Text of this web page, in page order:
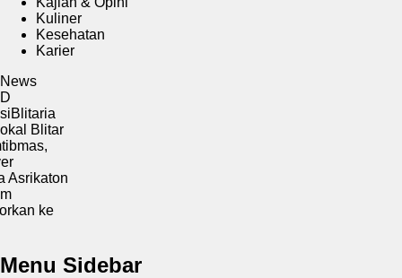
Kuliner
Kesehatan
Karier
News
ke
Menu Sidebar